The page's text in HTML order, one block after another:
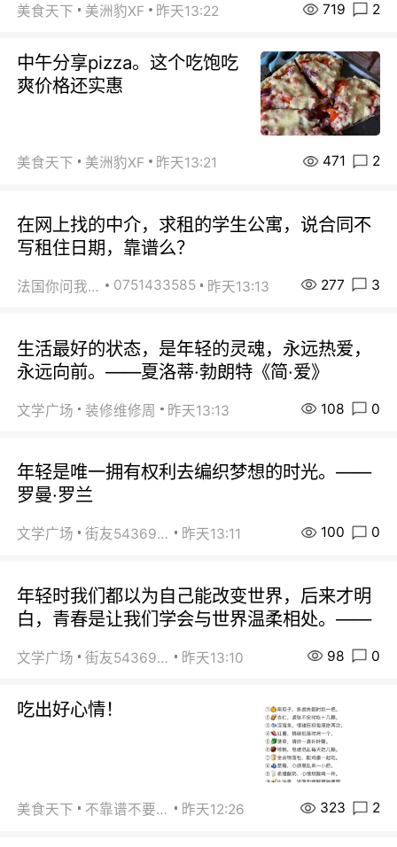
美食天下 美洲豹XF 昨天13:22 719 2
中午分享pizza。这个吃饱吃
爽价格还实惠
美食天下 美洲豹XF 昨天13:21 471 2
在网上找的中介，求租的学生公寓，说合同不
写租住日期，靠谱么？
法国你问我答 0751433585 昨天13:13 277 3
生活最好的状态，是年轻的灵魂，永远热爱，
永远向前。——夏洛蒂·勃朗特《简·爱》
文学广场 装修维修周 昨天13:13 108 0
年轻是唯一拥有权利去编织梦想的时光。——
罗曼·罗兰
文学广场 街友54369822 昨天13:11 100 0
年轻时我们都以为自己能改变世界，后来才明
白，青春是让我们学会与世界温柔相处。——
文学广场 街友54369822 昨天13:10 98 0
吃出好心情！
美食天下 不靠谱不要联系 昨天12:26 323 2